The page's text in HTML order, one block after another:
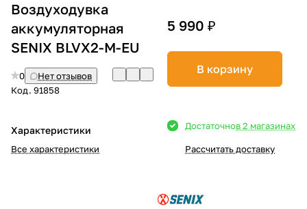
Воздуходувка
аккумуляторная
SENIX BLVX2-M-EU
0
Нет отзывов
Код. 91858
Характеристики
Все характеристики
5 990 ₽
В корзину
Достаточнов 2 магазинах
Рассчитать доставку
График платежей
Сегодня
в корзину
% картой любого банка